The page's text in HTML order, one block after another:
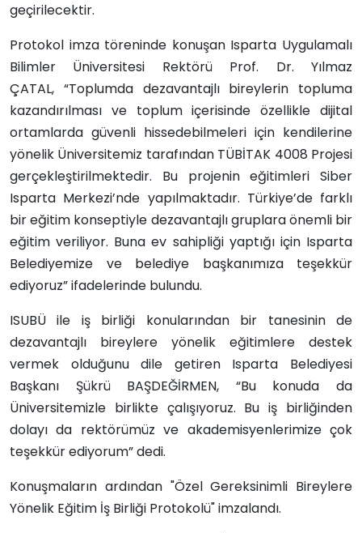
geçirilecektir.
Protokol imza töreninde konuşan Isparta Uygulamalı
Bilimler Üniversitesi Rektörü Prof. Dr. Yılmaz
ÇATAL, “Toplumda dezavantajlı bireylerin topluma
kazandırılması ve toplum içerisinde özellikle dijital
ortamlarda güvenli hissedebilmeleri için kendilerine
yönelik Üniversitemiz tarafından TÜBİTAK 4008 Projesi
gerçekleştirilmektedir. Bu projenin eğitimleri Siber
Isparta Merkezi’nde yapılmaktadır. Türkiye’de farklı
bir eğitim konseptiyle dezavantajlı gruplara önemli bir
eğitim veriliyor. Buna ev sahipliği yaptığı için Isparta
Belediyemize ve belediye başkanımıza teşekkür
ediyoruz” ifadelerinde bulundu.
ISUBÜ ile iş birliği konularından bir tanesinin de
dezavantajlı bireylere yönelik eğitimlere destek
vermek olduğunu dile getiren Isparta Belediyesi
Başkanı Şükrü BAŞDEĞİRMEN, “Bu konuda da
Üniversitemizle birlikte çalışıyoruz. Bu iş birliğinden
dolayı da rektörümüz ve akademisyenlerimize çok
teşekkür ediyorum” dedi.
Konuşmaların ardından "Özel Gereksinimli Bireylere
Yönelik Eğitim İş Birliği Protokolü" imzalandı.